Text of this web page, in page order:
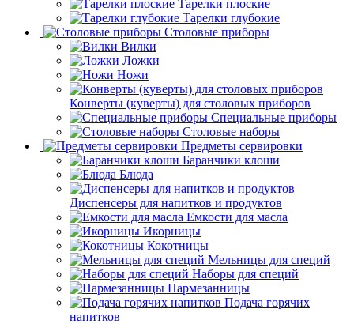
Тарелки плоские
Тарелки глубокие
Столовые приборы
Вилки
Ложки
Ножи
Конверты (куверты) для столовых приборов
Специальные приборы
Столовые наборы
Предметы сервировки
Баранчики клоши
Блюда
Диспенсеры для напитков и продуктов
Емкости для масла
Икорницы
Кокотницы
Мельницы для специй
Наборы для специй
Пармезанницы
Подача горячих
напитков